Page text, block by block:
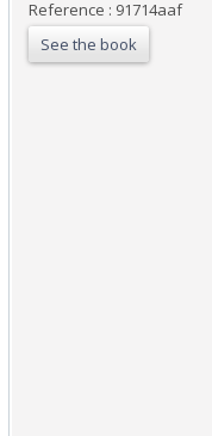
Reference : 91714aaf
See the book